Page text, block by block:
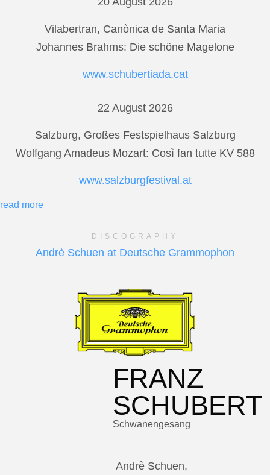
Vilabertran, Canònica de Santa Maria
Johannes Brahms: Die schöne Magelone
www.schubertiada.cat
22 August 2026
Salzburg, Großes Festspielhaus Salzburg
Wolfgang Amadeus Mozart: Così fan tutte KV 588
www.salzburgfestival.at
read more
DISCOGRAPHY
Andrè Schuen at Deutsche Grammophon
FRANZ
SCHUBERT
Schwanengesang
Andrè Schuen,